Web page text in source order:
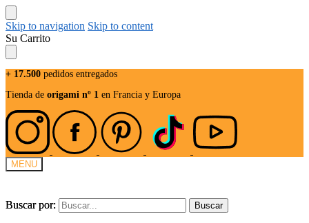
Skip to navigation Skip to content
Su Carrito
+ 17.500 pedidos entregados
Tienda de origami nº 1 en Francia y Europa
MENU
Buscar por: Buscar
Buscar por: Buscar